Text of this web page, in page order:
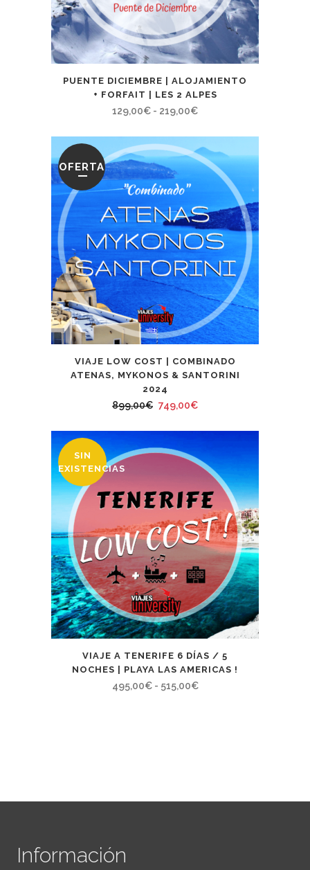
PUENTE DICIEMBRE | ALOJAMIENTO
+ FORFAIT | LES 2 ALPES
129,00€ - 219,00€Rango
precios:
desde
129,00€
219,00€
OFERTA
VIAJE LOW COST | COMBINADO
ATENAS, MYKONOS & SANTORINI
2024
899,00€ El
era:
749,00€El
es:
749,00€.
SIN
EXISTENCIAS
VIAJE A TENERIFE 6 DÍAS / 5
NOCHES | PLAYA LAS AMERICAS !
495,00€ - 515,00€Rango
Información